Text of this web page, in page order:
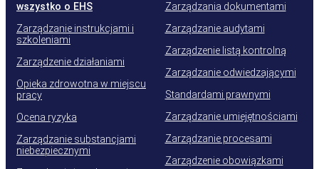
wszystko o EHS
Zarządzanie instrukcjami i
szkoleniami
Zarządzenie działaniami
Opieka zdrowotna w miejscu
pracy
Ocena ryzyka
Zarządzanie substancjami
niebezpiecznymi
Zarządzania dokumentami
Zarządzanie audytami
Zarządzenie listą kontrolną
Zarządzanie odwiedzającymi
Standardami prawnymi
Zarządzanie umiejętnościami
Zarządzanie procesami
Zarządzenie obowiązkami